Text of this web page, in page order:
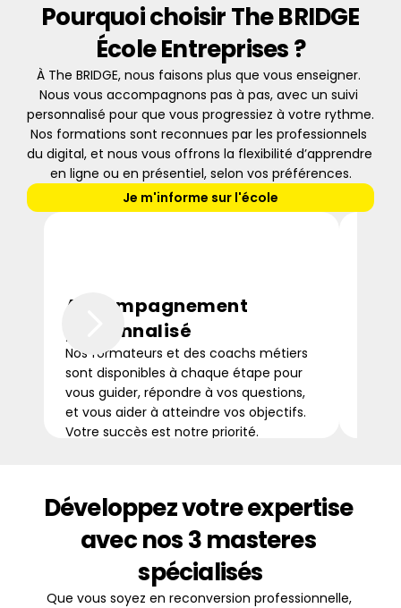
Pourquoi choisir The BRIDGE
École Entreprises ?
À The BRIDGE, nous faisons plus que vous enseigner.
Nous vous accompagnons pas à pas, avec un suivi
personnalisé pour que vous progressiez à votre rythme.
Nos formations sont reconnues par les professionnels
du digital, et nous vous offrons la flexibilité d’apprendre
en ligne ou en présentiel, selon vos préférences.
Je m'informe sur l'école
Accompagnement
personnalisé
Nos formateurs et des coachs métiers
sont disponibles à chaque étape pour
vous guider, répondre à vos questions,
et vous aider à atteindre vos objectifs.
Votre succès est notre priorité.
Développez votre expertise
avec nos 3 masteres
spécialisés
Que vous soyez en reconversion professionnelle,